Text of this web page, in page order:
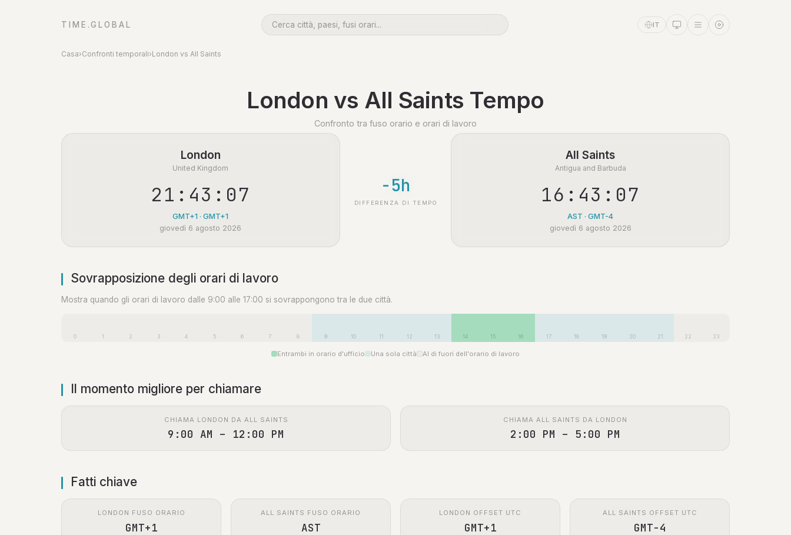
TIME.GLOBAL IT
Casa›Confronti temporali›London vs All Saints
London vs All Saints Tempo
Confronto tra fuso orario e orari di lavoro
London
United Kingdom
21:43:07
GMT+1 · GMT+1
giovedì 6 agosto 2026
-5h
DIFFERENZA DI TEMPO
All Saints
Antigua and Barbuda
16:43:07
AST · GMT-4
giovedì 6 agosto 2026
Sovrapposizione degli orari di lavoro
Mostra quando gli orari di lavoro dalle 9:00 alle 17:00 si sovrappongono tra le due città.
0 1 2 3 4 5 6 7 8 9 10 11 12 13 14 15 16 17 18 19 20 21 22 23
Entrambi in orario d'ufficio Una sola città Al di fuori dell'orario di lavoro
Il momento migliore per chiamare
CHIAMA LONDON DA ALL SAINTS
9:00 AM – 12:00 PM
CHIAMA ALL SAINTS DA LONDON
2:00 PM – 5:00 PM
Fatti chiave
LONDON FUSO ORARIO
GMT+1
ALL SAINTS FUSO ORARIO
AST
LONDON OFFSET UTC
GMT+1
ALL SAINTS OFFSET UTC
GMT-4